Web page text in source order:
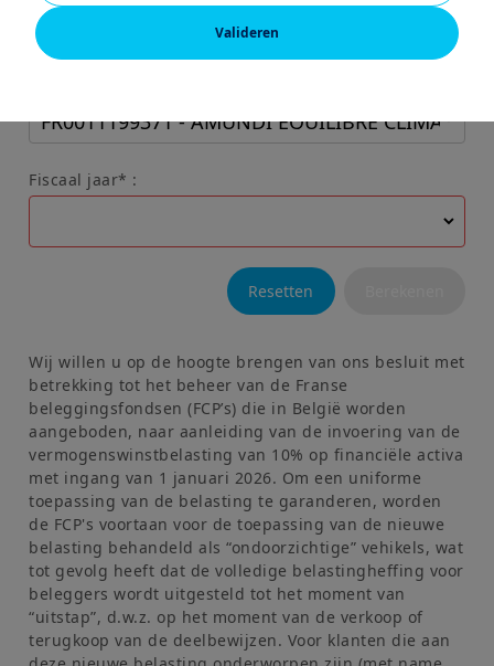
US PERSONS
De informatie op deze website is niet bestemd voor
de Securities and Exchange Commission op grond van de de
U.S. Securities Act van 1933, die van toepassing is op elke
van Amerika en elke entiteit of vennootschap die
Amerikaanse regelgeving. Indien u een “ U.S. Person ” bent, is
het u niet toegestaan deze website te raadplegen en wordt u
verzocht de volgende website te raadplegen:
Deze website is uitsluitend bedoeld om informatie te
en over hun producten die toegelaten zijn voor
commercialisering in Frankrijk. Geen van de informatie op deze
website kan worden beschouwd als een aanbod voor aankoop
of verkoop van een financieel instrument, noch als een
beleggingsadvies vanwege Amundi of zijn verbonden
vennootschappen.
Amundi wijst erop dat de productinformatie op deze website
slechts ter indicatie wordt gegeven en een algemene
voorstelling vormt van onze producten en diensten Deze
informatie is niet exhaustief, kan in de toekomst evolueren en
op elk moment zonder voorafgaande kennisgeving worden
bijgewerkt door Amundi.
Valideren
* Verplichte velden
Fiscaal jaar* :
Resetten
Wij willen u op de hoogte brengen van ons besluit met
betrekking tot het beheer van de Franse
beleggingsfondsen (FCP’s) die in België worden
aangeboden, naar aanleiding van de invoering van de
vermogenswinstbelasting van 10% op financiële activa
met ingang van 1 januari 2026. Om een uniforme
toepassing van de belasting te garanderen, worden
de FCP's voortaan voor de toepassing van de nieuwe
belasting behandeld als “ondoorzichtige” vehikels, wat
tot gevolg heeft dat de volledige belastingheffing voor
beleggers wordt uitgesteld tot het moment van
“uitstap”, d.w.z. op het moment van de verkoop of
terugkoop van de deelbewijzen. Voor klanten die aan